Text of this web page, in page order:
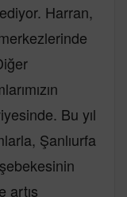
Harran,
Bu yıl
Şanlıurfa
artış